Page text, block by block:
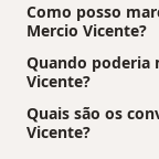
Como posso
Mercio Vicente?
Quando poderia
Vicente?
Quais são os
Vicente?